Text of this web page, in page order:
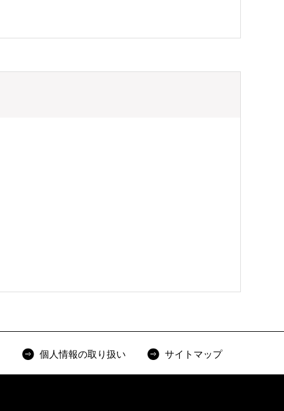
個人情報の取り扱い サイトマップ